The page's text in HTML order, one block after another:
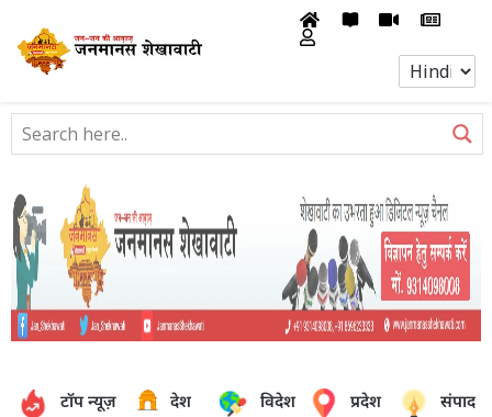
टॉप न्यूज़ देश विदेश प्रदेश